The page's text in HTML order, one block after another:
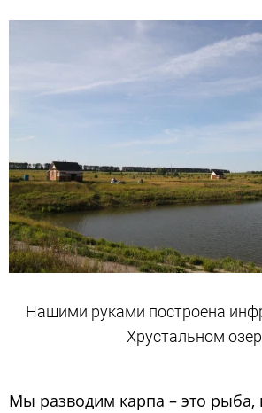
Нашими руками построена
Хрустальном
Мы разводим карпа – это рыба,